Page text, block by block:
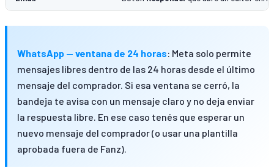
WhatsApp — ventana de 24 horas: Meta solo permite
mensajes libres dentro de las 24 horas desde el último
mensaje del comprador. Si esa ventana se cerró, la
bandeja te avisa con un mensaje claro y no deja enviar
la respuesta libre. En ese caso tenés que esperar un
nuevo mensaje del comprador (o usar una plantilla
aprobada fuera de Fanz).